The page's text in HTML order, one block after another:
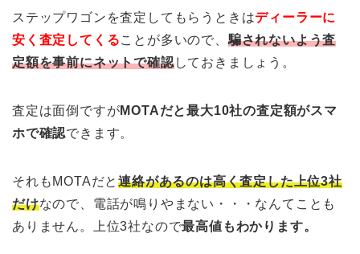
ステップワゴンを査定してもらうときはディーラーに
安く査定してくることが多いので、 騙されないよう査
定額を事前にネットで確認しておきましょう。
査定は面倒ですがMOTAだと最大10社の査定額がスマ
ホで確認できます。
それもMOTAだと連絡があるのは高く査定した上位3社
だけなので、電話が鳴りやまない・・・なんてことも
ありません。上位3社なので最高値もわかります。